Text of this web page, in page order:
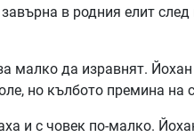
в родния елит
малко да изравнят.
но кълбото премина на
и с човек по-малко.